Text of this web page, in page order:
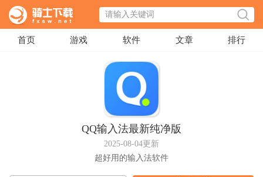
首页 游戏 软件 文章 排行
QQ输入法最新纯净版
2025-08-04更新
超好用的输入法软件